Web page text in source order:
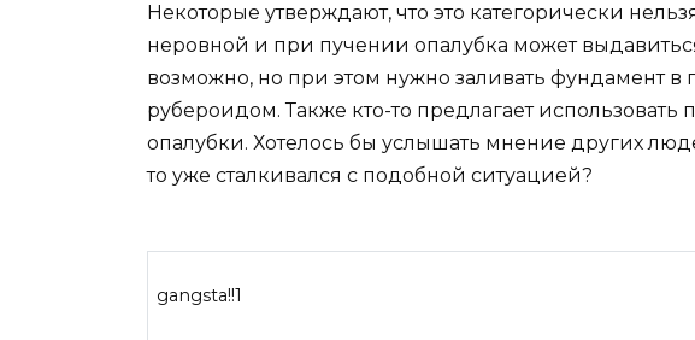
Некоторые утверждают, что это категорически
неровной и при пучении опалубка может
возможно, но при этом нужно заливать фундамент в
рубероидом. Также кто-то предлагает использовать
опалубки. Хотелось бы услышать мнение других
то уже сталкивался с подобной ситуацией?
gangsta!!1